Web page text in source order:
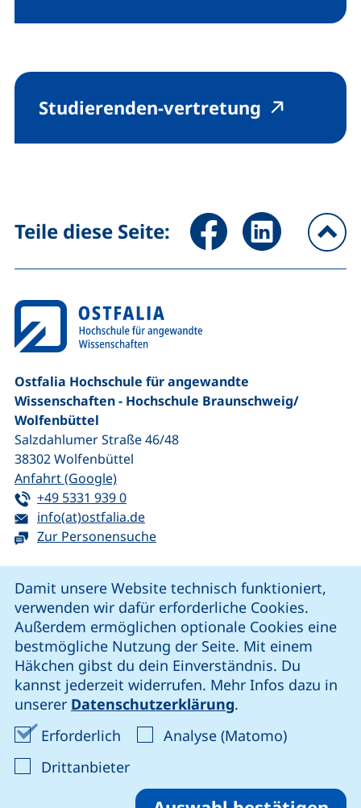
Damit unsere Website technisch funktioniert,
verwenden wir dafür erforderliche Cookies.
Außerdem ermöglichen optionale Cookies eine
bestmögliche Nutzung der Seite. Mit einem
Häkchen gibst du dein Einverständnis. Du
kannst jederzeit widerrufen. Mehr Infos dazu in
unserer Datenschutzerklärung.
Erforderlich Erforderliche Cookies akzeptieren
Analyse (Matomo)Analyse-
Drittanbieter: Cookies von Drittanbieter
Studierenden-vertretung
Teile diese Seite: Seite über Facebook teilen
Seite über
Ostfalia Hochschule für angewandte
Wissenschaften - Hochschule Braunschweig/​
Wolfenbüttel
Salzdahlumer Straße 46/48
38302Wolfenbüttel
Anfahrt (Google)(externer Link, öffnet neues Fenster)
Tel:
+49 5331 939 0(startet einen Telefonanruf, wenn Ihr
E-Mail:
info(at)ostfalia.de(öffnet Ihr E-Mail-Programm)
Zur Personensuche
unsere Facebook-Seite (externer Link, öffnet neues
unsere LinkedIn-Seite (externer Link, öffnet
unsere Instagram-Seite (externer Link,
unsere YouTube-Seite (externer
Cookie-Einstellungen
Impressum
Datenschutz
Erklärung zur Barrierefreiheit